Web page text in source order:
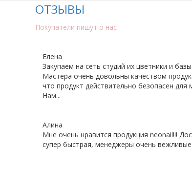
ОТЗЫВЫ
Покупатели пишут о нас
Елена
Закупаем на сеть студий их цветники и
Мастера очень довольны качеством
что продукт действительно безопасен для
Нам...
Алина
Мне очень нравится продукция neonail!!!
супер быстрая, менеджеры очень